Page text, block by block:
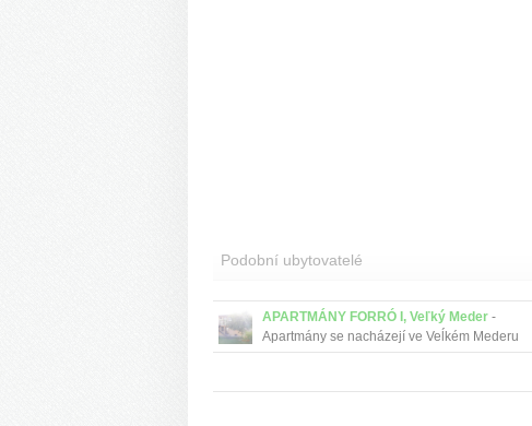
Podobní ubytovatelé
APARTMÁNY FORRÓ I, Veľký Meder -
Apartmány se nacházejí ve Veĺkém Mederu
na ul. Rybárská ve dvoře rodinného domku, v